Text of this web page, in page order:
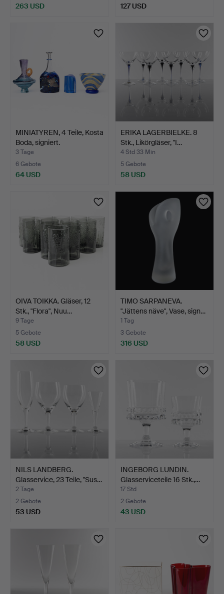
263 USD
127 USD
MINIATYREN, 4 Teile, Kosta
Boda, signiert.
3 Tage
6 Gebote
64 USD
ERIKA LAGERBIELKE. 8
Stk., Likörgläser, "I…
4 Std 33 Min
5 Gebote
58 USD
OIVA TOIKKA. Gläser, 12
Stk., "Flora", Nuu…
9 Tage
5 Gebote
58 USD
TIMO SARPANEVA.
"Jättens näve", Vase, sign…
1 Tag
3 Gebote
316 USD
NILS LANDBERG.
Glasservice, 23 Teile, "Sus…
2 Tage
2 Gebote
53 USD
INGEBORG LUNDIN.
Glasserviceteile 16 Stk.,…
17 Std
2 Gebote
43 USD